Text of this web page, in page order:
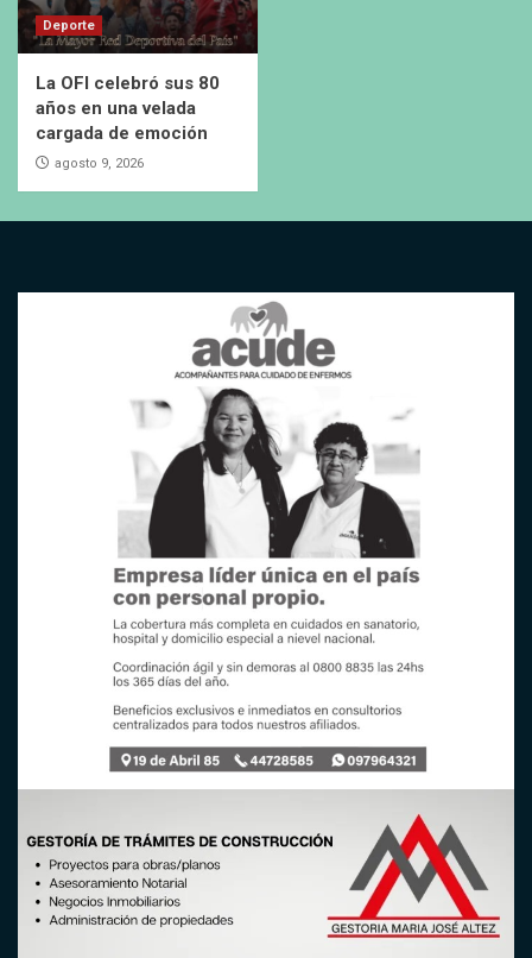
Deporte
La OFI celebró sus 80
años en una velada
cargada de emoción
agosto 9, 2026